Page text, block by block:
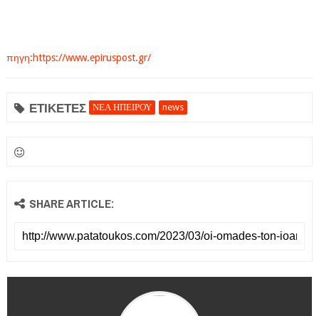
πηγη:https://www.epiruspost.gr/
ΕΤΙΚΕΤΕΣ ΝΕΑ ΗΠΕΙΡΟΥ news
SHARE ARTICLE: